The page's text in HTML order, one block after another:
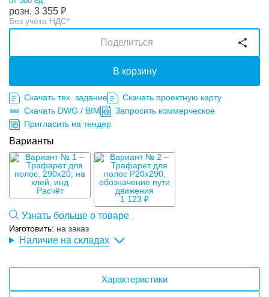
розн. 3 355 ₽
Без учёта НДС*
Изготовить: на заказ
В корзину
Поделиться
Скачать тех. задание
Скачать проектную карту
Скачать DWG / BIM
Запросить коммерческое
Пригласить на тендер
Варианты
Расчёт
1 123 ₽
Узнать больше о товаре
Наличие на складах
Характеристики